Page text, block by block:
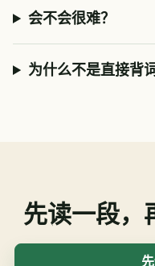
会不会很难？
为什么不是直接背
先读一段，